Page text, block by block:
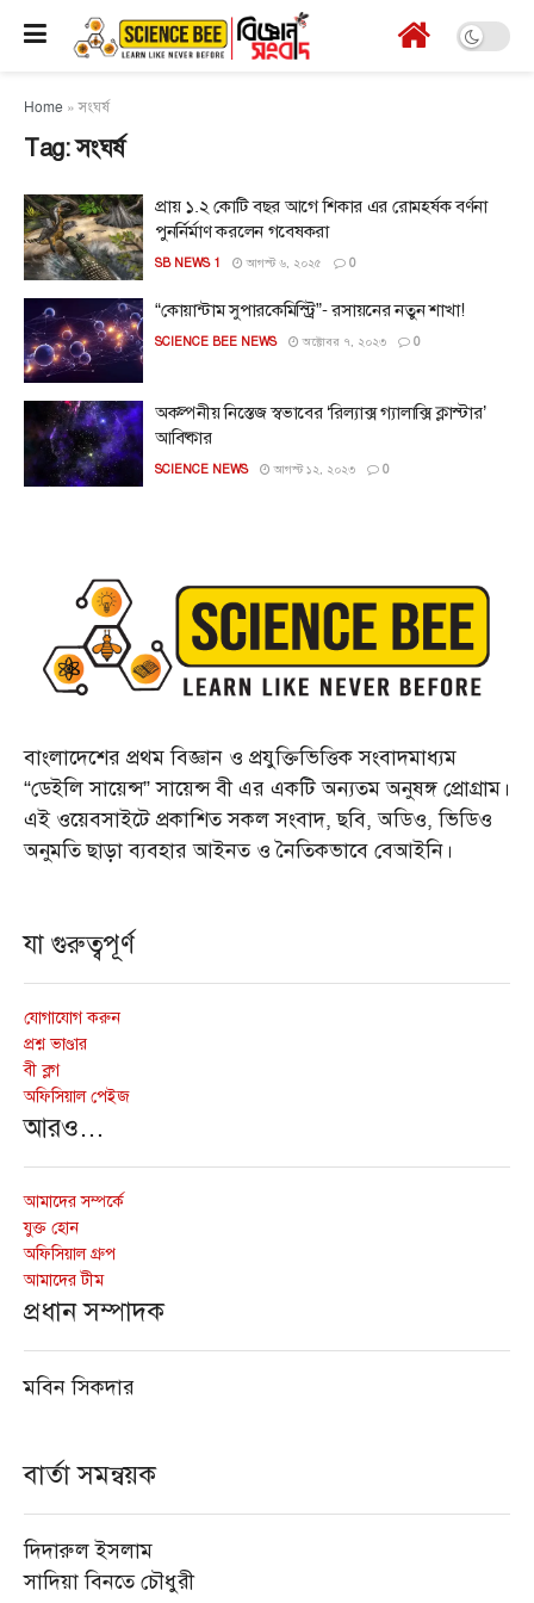
Home »সংঘর্ষ
Tag:সংঘর্ষ
প্রায় ১.২ কোটি বছর আগে শিকার এর রোমহর্ষক বর্ণনা
পুনর্নির্মাণ করলেন গবেষকরা
SB NEWS 1 আগস্ট ৬, ২০২৫ 0
“কোয়ান্টাম সুপারকেমিস্ট্রি”- রসায়নের নতুন শাখা!
SCIENCE BEE NEWS অক্টোবর ৭, ২০২৩ 0
অকল্পনীয় নিস্তেজ স্বভাবের ‘রিল্যাক্স গ্যালাক্সি ক্লাস্টার’
আবিষ্কার
SCIENCE NEWS আগস্ট ১২, ২০২৩ 0
বাংলাদেশের প্রথম বিজ্ঞান ও প্রযুক্তিভিত্তিক সংবাদমাধ্যম
“ডেইলি সায়েন্স” সায়েন্স বী এর একটি অন্যতম অনুষঙ্গ প্রোগ্রাম।
এই ওয়েবসাইটে প্রকাশিত সকল সংবাদ, ছবি, অডিও, ভিডিও
অনুমতি ছাড়া ব্যবহার আইনত ও নৈতিকভাবে বেআইনি।
যা গুরুত্বপূর্ণ
যোগাযোগ করুন
প্রশ্ন ভাণ্ডার
বী ব্লগ
অফিসিয়াল পেইজ
আরও…
আমাদের সম্পর্কে
যুক্ত হোন
অফিসিয়াল গ্রুপ
আমাদের টীম
প্রধান সম্পাদক
মবিন সিকদার
বার্তা সমন্বয়ক
দিদারুল ইসলাম
সাদিয়া বিনতে চৌধুরী